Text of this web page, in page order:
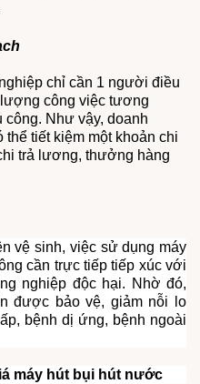
chỉ cần 1 người điều
công việc tương
Như vậy, doanh
tiết kiệm một khoản chi
trả lương, thưởng hàng
vệ sinh, việc sử dụng máy
cần trực tiếp tiếp xúc với
nghiệp độc hại. Nhờ đó,
được bảo vệ, giảm nỗi lo
bệnh dị ứng, bệnh ngoài
máy hút bụi hút nước